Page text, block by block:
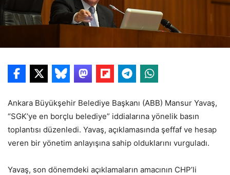
Ankara Büyükşehir Belediye Başkanı (ABB) Mansur Yavaş,
“SGK’ye en borçlu belediye” iddialarına yönelik basın
toplantısı düzenledi. Yavaş, açıklamasında şeffaf ve hesap
veren bir yönetim anlayışına sahip olduklarını vurguladı.
Yavaş, son dönemdeki açıklamaların amacının CHP’li